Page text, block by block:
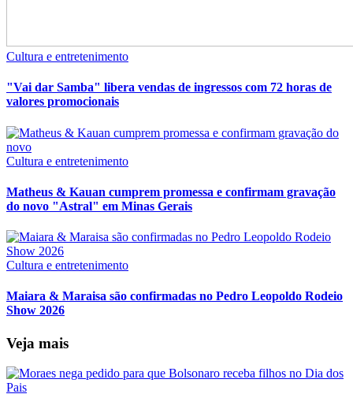
Cultura e entretenimento
"Vai dar Samba" libera vendas de ingressos com 72 horas de
valores promocionais
Cultura e entretenimento
Matheus & Kauan cumprem promessa e confirmam gravação
do novo "Astral" em Minas Gerais
Cultura e entretenimento
Maiara & Maraisa são confirmadas no Pedro Leopoldo Rodeio
Show 2026
Veja mais